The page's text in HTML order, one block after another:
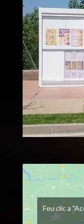
Feu clic a